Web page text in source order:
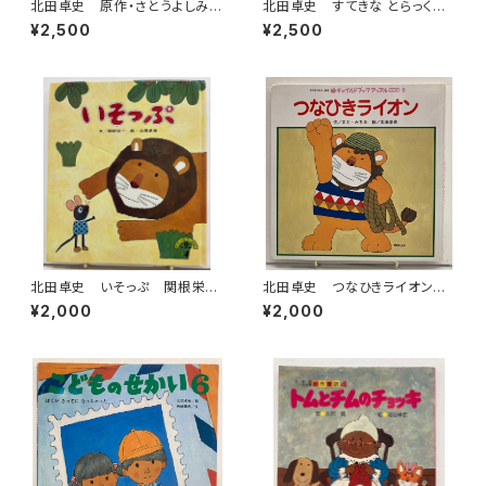
北田卓史 原作・さとうよしみ
文・稗田宰子 ぷーくま うーく
ま キンダーおはなしえほん
¥2,500
北田卓史 すてきな とらっく
大石真 キンダーブック13集９
編12号 1976年 フレーベル
¥2,500
北田卓史 いそっぷ 関根栄
一 1980年 初版 チャイル
ド本社
¥2,000
北田卓史 つなひきライオン
まど・みちお チャイルドブック
アップル傑作選６ 2003年 チ
¥2,000